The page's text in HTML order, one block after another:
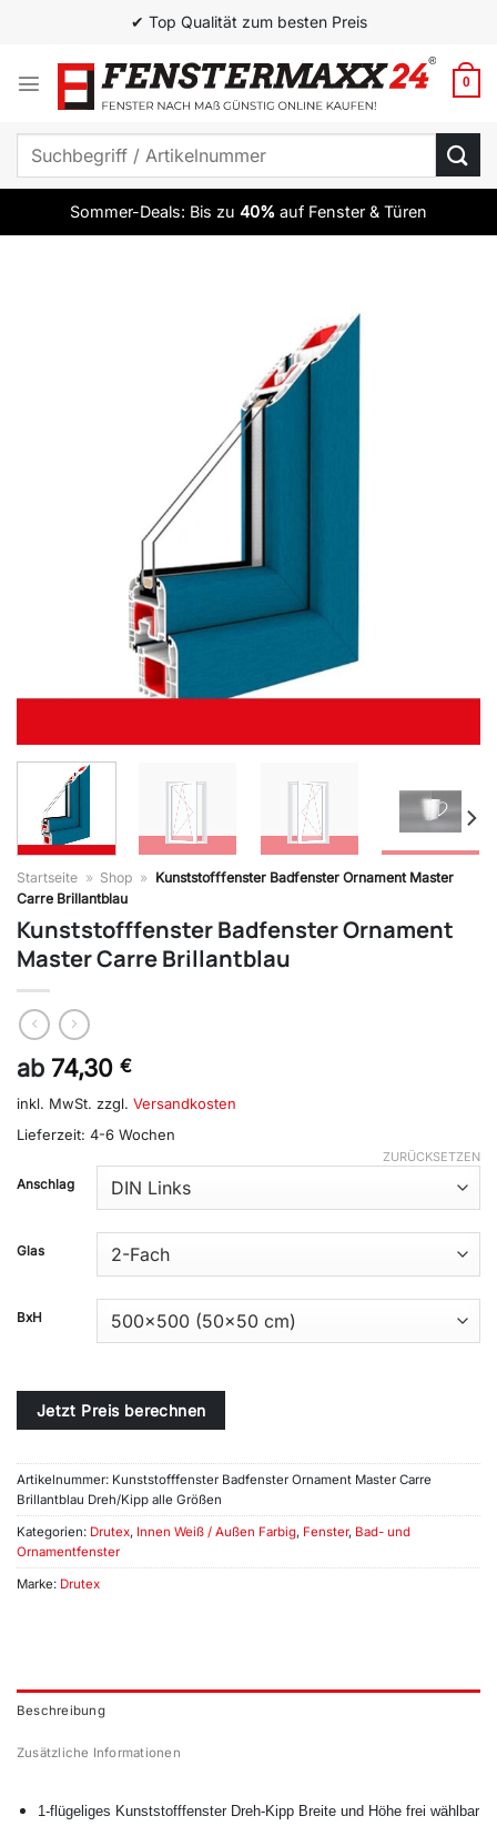
springen
✔ Top Qualität zum besten Preis
0
Suchen
Sommer-Deals: Bis zu 40% auf Fenster & Türen
Startseite » Shop » Kunststofffenster Badfenster Ornament Master
Carre Brillantblau
Kunststofffenster Badfenster Ornament
Master Carre Brillantblau
ab 74,30 €
inkl. MwSt. zzgl. Versandkosten
Lieferzeit: 4-6 Wochen
Anschlag
Glas
BxH
ZURÜCKSETZEN
Jetzt Preis berechnen
Artikelnummer: Kunststofffenster Badfenster Ornament Master Carre
Brillantblau Dreh/Kipp alle Größen
Kategorien: Drutex, Innen Weiß / Außen Farbig, Fenster, Bad- und
Ornamentfenster
Marke: Drutex
Beschreibung
Zusätzliche Informationen
1-flügeliges Kunststofffenster Dreh-Kipp Breite und Höhe frei wählbar